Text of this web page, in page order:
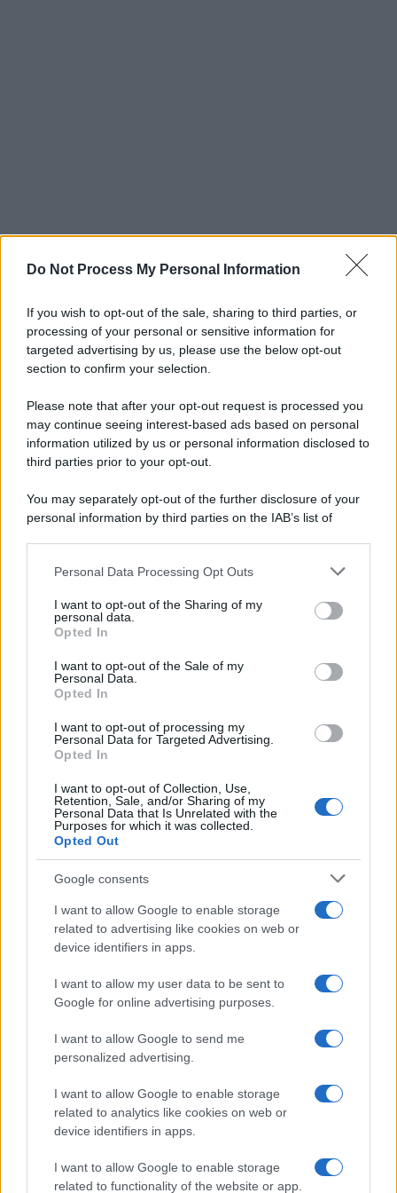
Do Not Process My Personal Information
If you wish to opt-out of the sale, sharing to third parties, or
processing of your personal or sensitive information for
targeted advertising by us, please use the below opt-out
section to confirm your selection.
Please note that after your opt-out request is processed you
may continue seeing interest-based ads based on personal
information utilized by us or personal information disclosed to
third parties prior to your opt-out.
You may separately opt-out of the further disclosure of your
personal information by third parties on the IAB’s list of
This information may also be disclosed by us to third parties
disclose it to other third parties.
Please note that this website/app uses one or more Google
services and may gather and store information including but
not limited to your visit or usage behaviour. You may click to
grant or deny consent to Google and its third-party tags to
consent section.
Personal Data Processing Opt Outs
I want to opt-out of the Sharing of my
personal data.
Opted In
I want to opt-out of the Sale of my
Personal Data.
Opted In
I want to opt-out of processing my
Personal Data for Targeted Advertising.
Opted In
I want to opt-out of Collection, Use,
Retention, Sale, and/or Sharing of my
Personal Data that Is Unrelated with the
Purposes for which it was collected.
Opted Out
Google consents
I want to allow Google to enable storage
related to advertising like cookies on web or
device identifiers in apps.
I want to allow my user data to be sent to
Google for online advertising purposes.
I want to allow Google to send me
personalized advertising.
I want to allow Google to enable storage
related to analytics like cookies on web or
device identifiers in apps.
I want to allow Google to enable storage
related to functionality of the website or app.